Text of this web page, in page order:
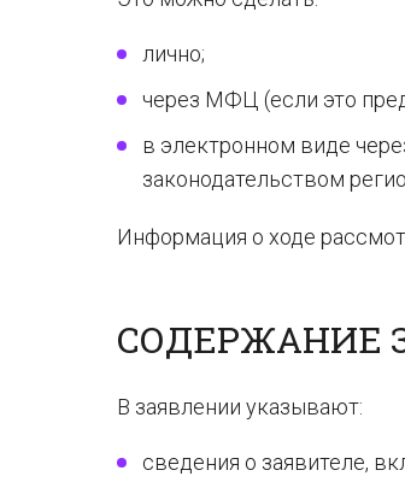
лично;
через МФЦ (если это
в электронном виде
законодательством
Информация о ходе
СОДЕРЖАНИЕ
В заявлении указывают:
сведения о заявителе,